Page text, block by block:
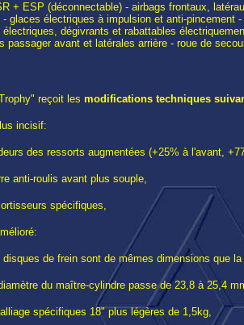
+ ESP (déconnectable) - airbags frontaux,
- glaces électriques à impulsion et anti-pincement
électriques, dégivrants et rabattables
passager avant et latérales arrière - roue de
reçoit les modifications techniques
incisif:
des ressorts augmentées (+25% à l'avant,
anti-roulis avant plus souple,
spécifiques,
disques de frein sont de mêmes dimensions que
du maître-cylindre passe de 23,8 à 25,4
spécifiques 18" plus légères de 1,5kg,